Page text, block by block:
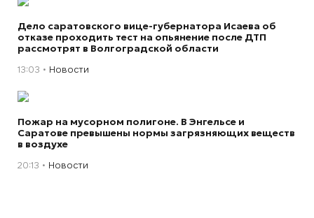
Дело саратовского вице-губернатора Исаева об
отказе проходить тест на опьянение после ДТП
рассмотрят в Волгоградской области
13:03 Новости
Пожар на мусорном полигоне. В Энгельсе и
Саратове превышены нормы загрязняющих веществ
в воздухе
20:13 Новости